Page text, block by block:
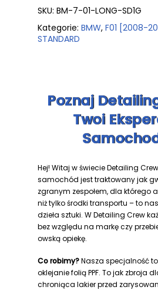
SKU: BM-7-01-LONG-SD1G
Kategorie: BMW, F01 [2008-
STANDARD
Poznaj
Twoi
Hej! Witaj w świecie Detailing
samochód jest traktowany jak
zgranym zespołem, dla którego
niż tylko środki transportu – to
dzieła sztuki. W Detailing Crew
bez względu na markę czy
owską opiekę.
Co robimy?Nasza specjalność
oklejanie folią PPF. To jak zbroja
chroniąca lakier przed